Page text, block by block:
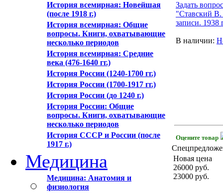
История всемирная: Новейшая
(после 1918 г.)
История всемирная: Общие
вопросы. Книги, охватывающие
несколько периодов
История всемирная: Средние
века (476-1640 гг.)
История России (1240-1700 гг.)
История России (1700-1917 гг.)
История России (до 1240 г.)
История России: Общие
вопросы. Книги, охватывающие
несколько периодов
История СССР и России (после
1917 г.)
Медицина
Медицина: Анатомия и
физиология
Задать
"Ставский В.
записи. 1938
В наличии:
Оцените товар
Новая цена
26000 руб.
23000 руб.